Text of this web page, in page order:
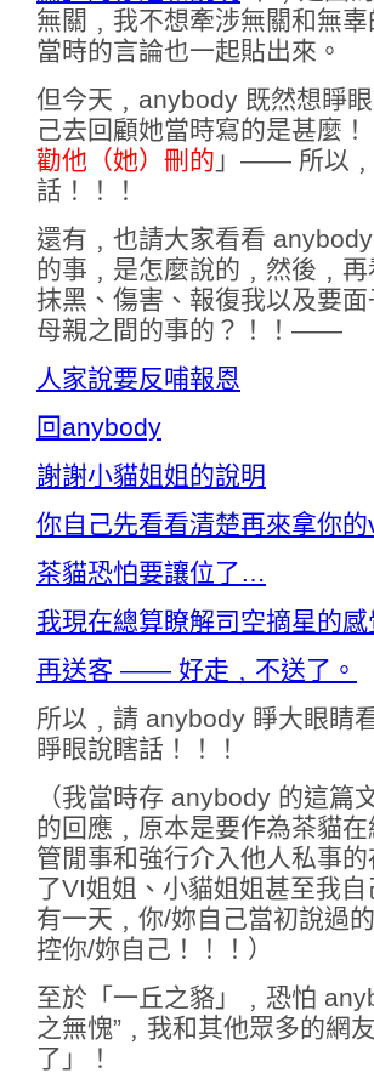
無關﹐我不想牽涉無關和無
當時的言論也一起貼出來。
但今天﹐anybody 既然想睜
己去回顧她當時寫的是甚麼
勸他（她）刪的 」—— 所以﹐
話！！！
還有﹐也請大家看看
的事﹐是怎麼說的﹐然後﹐
抹黑、傷害、報復我以及要
母親之間的事的？！！——
人家說要反哺報恩
回anybody
謝謝小貓姐姐的說明
你自己先看看清楚再來拿你
茶貓恐怕要讓位了…
我現在總算瞭解司空摘星的感
再送客 —— 好走﹐不送了。
所以﹐請 anybody 睜大眼睛
睜眼說瞎話！！！
（我當時存 anybody 的這篇
的回應﹐原本是要作為茶貓
管閒事和強行介入他人私事
了VI姐姐、小貓姐姐甚至我
有一天﹐你/妳自己當初說過
控你/妳自己！！！）
至於「一丘之貉」﹐恐怕
之無愧”﹐我和其他眾多的網
了」！